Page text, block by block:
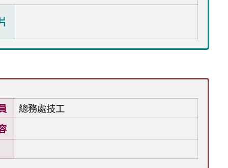
總務處技工